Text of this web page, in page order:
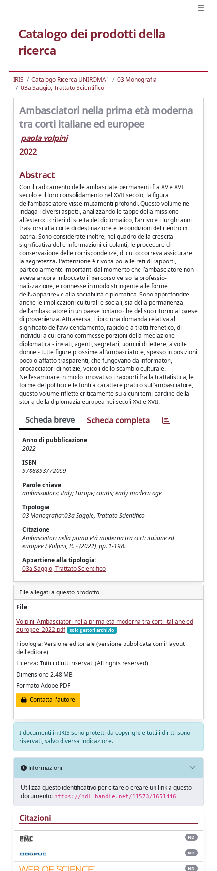
Catalogo dei prodotti della
ricerca
IRIS Catalogo Ricerca UNIROMA1
03 Monografia
03a Saggio, Trattato Scientifico
Ambasciatori nella prima età moderna
tra corti italiane ed europee
paola volpini
2022
Abstract
Con il radicamento delle ambasciate permanenti fra XV e XVI
secolo e il loro consolidamento nel XVII secolo, la figura
dell’ambasciatore visse mutamenti profondi. Questo volume ne
indaga i diversi aspetti, analizzando le tappe della missione
all’estero: i criteri di scelta del diplomatico, l’arrivo e i lunghi anni
trascorsi alla corte di destinazione e le condizioni del rientro in
patria. Sono considerate inoltre, nel quadro della crescita
significativa delle informazioni circolanti, le procedure di
conservazione delle corrispondenze, di cui occorreva assicurare
la segretezza. L’attenzione è rivolta poi alle reti di rapporti,
particolarmente importanti dal momento che l’ambasciatore non
aveva ancora imboccato il percorso verso la professio-
nalizzazione, e connesse in modo stringente alle forme
dell’«apparire» e alla sociabilità diplomatica. Sono approfondite
anche le implicazioni culturali e sociali, sia della permanenza
dell’ambasciatore in un paese lontano che del suo ritorno al paese
di provenienza. Attraversa il libro una domanda relativa al
significato dell’avvicendamento, rapido e a tratti frenetico, di
individui a cui erano commesse porzioni della mediazione
diplomatica - inviati, agenti, segretari, uomini di lettere, a volte
donne - tutte figure prossime all’ambasciatore, spesso in posizioni
poco o affatto trasparenti, che fungevano da informatori,
procacciatori di notizie, veicoli dello scambio culturale.
Nell’esaminare in modo innovativo i rapporti fra la trattatistica, le
forme del politico e le fonti a carattere pratico sull’ambasciatore,
questo volume riflette criticamente su alcuni temi-cardine della
storia della diplomazia europea nei secoli XVI e XVII.
Scheda breve Scheda completa
Anno di pubblicazione
2022
ISBN
9788893772099
Parole chiave
ambassadors; Italy; Europe; courts; early modern age
Tipologia
03 Monografia::03a Saggio, Trattato Scientifico
Citazione
Ambasciatori nella prima età moderna tra corti italiane ed
europee / Volpini, P.. - (2022), pp. 1-198.
Appartiene alla tipologia:
03a Saggio, Trattato Scientifico
File allegati a questo prodotto
File
Volpini_Ambasciatori nella prima età moderna tra corti italiane ed
europee_2022.pdf
solo gestori archivio
Tipologia: Versione editoriale (versione pubblicata con il layout
dell'editore)
Licenza: Tutti i diritti riservati (All rights reserved)
Dimensione 2.48 MB
Formato Adobe PDF
Contatta l'autore
I documenti in IRIS sono protetti da copyright e tutti i diritti sono
riservati, salvo diversa indicazione.
Informazioni
Utilizza questo identificativo per citare o creare un link a questo
documento: https://hdl.handle.net/11573/1651446
Citazioni
ND
ND
ND